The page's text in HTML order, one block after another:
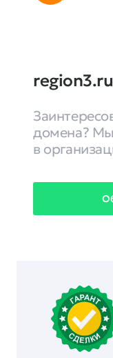
region3.ru
домена?
в